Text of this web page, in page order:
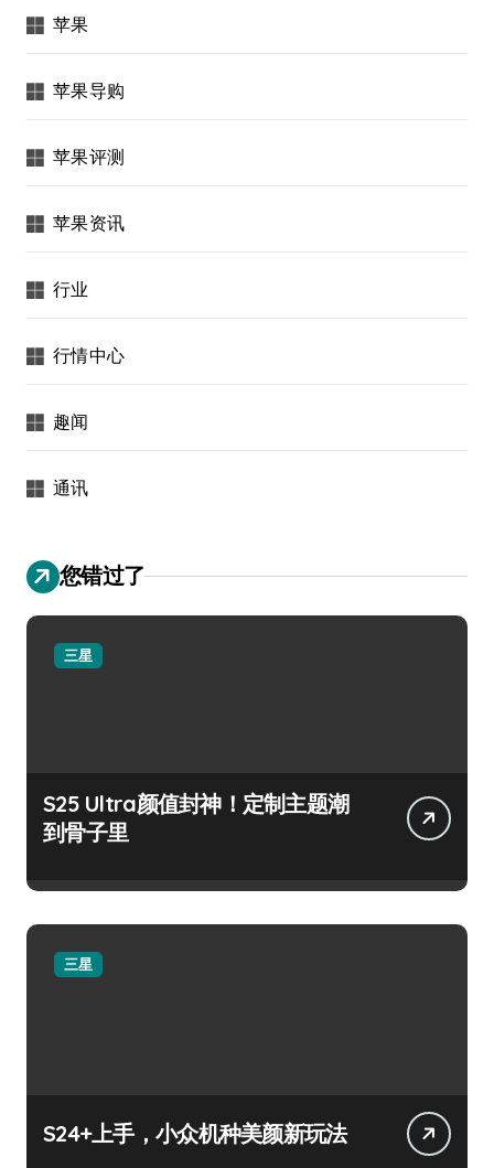
苹果
苹果导购
苹果评测
苹果资讯
行业
行情中心
趣闻
通讯
您错过了
三星
S25 Ultra颜值封神！定制主题潮
到骨子里
三星
S24+上手，小众机种美颜新玩法